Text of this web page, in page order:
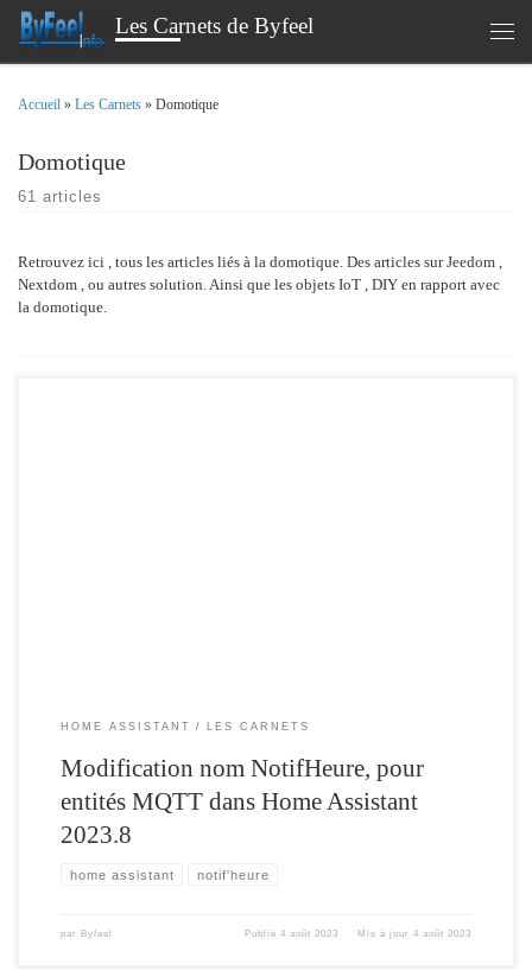
Passer au contenuLes Carnets de Byfeel
Accueil » Les Carnets » Domotique
Domotique
61 articles
Retrouvez ici , tous les articles liés à la domotique. Des articles sur Jeedom ,
Nextdom , ou autres solution. Ainsi que les objets IoT , DIY en rapport avec
la domotique.
HOME ASSISTANT LES CARNETS
Modification nom NotifHeure, pour
entités MQTT dans Home Assistant
2023.8
home assistant notif'heure
par Byfeel Publié4 août 2023 Mis à jour4 août 2023